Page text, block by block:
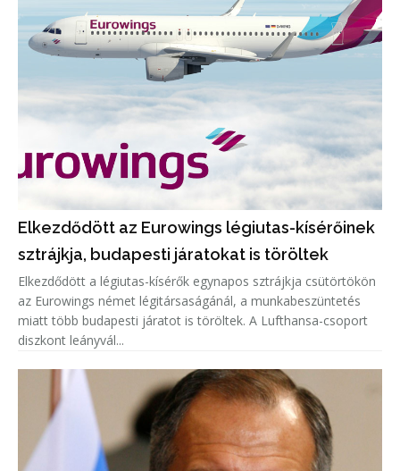
Elkezdődött az Eurowings légiutas-kísérőinek
sztrájkja, budapesti járatokat is töröltek
Elkezdődött a légiutas-kísérők egynapos sztrájkja csütörtökön
az Eurowings német légitársaságánál, a munkabeszüntetés
miatt több budapesti járatot is töröltek. A Lufthansa-csoport
diszkont leányvál...